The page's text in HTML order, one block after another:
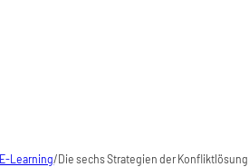
E-Learning/ Die sechs Strategien der Konfliktlösung